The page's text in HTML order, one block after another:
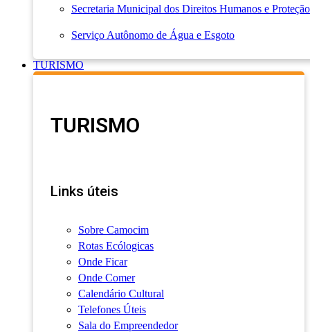
Secretaria Municipal dos Direitos Humanos e
Serviço Autônomo de Água e Esgoto
TURISMO
TURISMO
Links úteis
Sobre Camocim
Rotas Ecólogicas
Onde Ficar
Onde Comer
Calendário Cultural
Telefones Úteis
Sala do Empreendedor